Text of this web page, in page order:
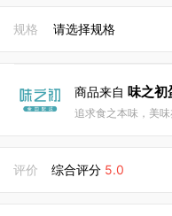
规格 请选择规格
商品来自 味之初
追求食之本味，美味
评价 综合评分 5.0